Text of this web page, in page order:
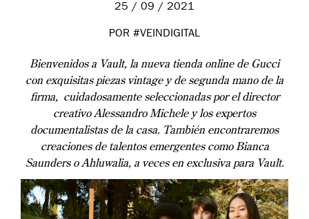
25 / 09 / 2021
POR #VEINDIGITAL
Bienvenidos a Vault, la nueva tienda online de Gucci
con exquisitas piezas vintage y de segunda mano de la
firma, cuidadosamente seleccionadas por el director
creativo Alessandro Michele y los expertos
documentalistas de la casa. También encontraremos
creaciones de talentos emergentes como Bianca
Saunders o Ahluwalia, a veces en exclusiva para Vault.